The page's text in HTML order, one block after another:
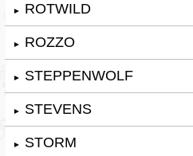
► ROTWILD
► ROZZO
► STEPPENWOLF
► STEVENS
► STORM